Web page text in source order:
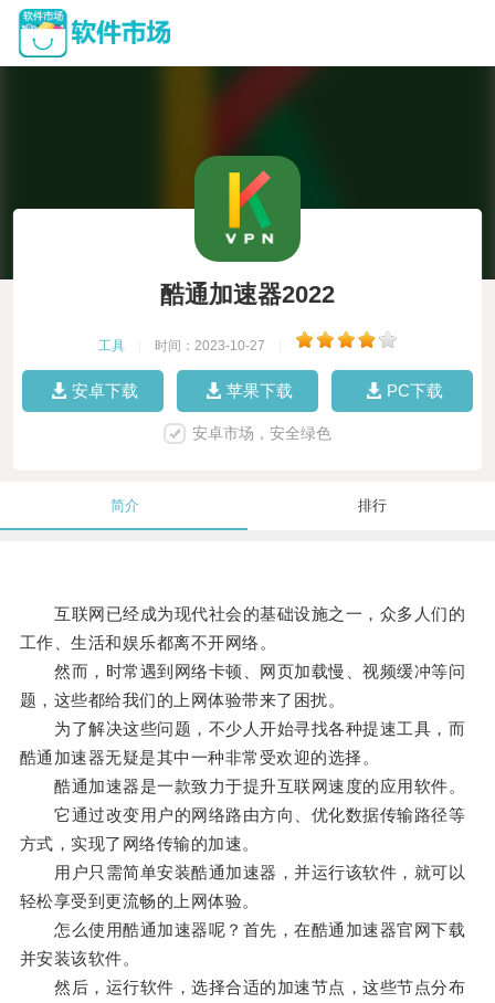
酷通加速器2022
工具 时间：2023-10-27
安卓下载 苹果下载 PC下载
安卓市场，安全绿色
简介 排行
互联网已经成为现代社会的基础设施之一，众多人们的
工作、生活和娱乐都离不开网络。
然而，时常遇到网络卡顿、网页加载慢、视频缓冲等问
题，这些都给我们的上网体验带来了困扰。
为了解决这些问题，不少人开始寻找各种提速工具，而
酷通加速器无疑是其中一种非常受欢迎的选择。
酷通加速器是一款致力于提升互联网速度的应用软件。
它通过改变用户的网络路由方向、优化数据传输路径等
方式，实现了网络传输的加速。
用户只需简单安装酷通加速器，并运行该软件，就可以
轻松享受到更流畅的上网体验。
怎么使用酷通加速器呢？首先，在酷通加速器官网下载
并安装该软件。
然后，运行软件，选择合适的加速节点，这些节点分布